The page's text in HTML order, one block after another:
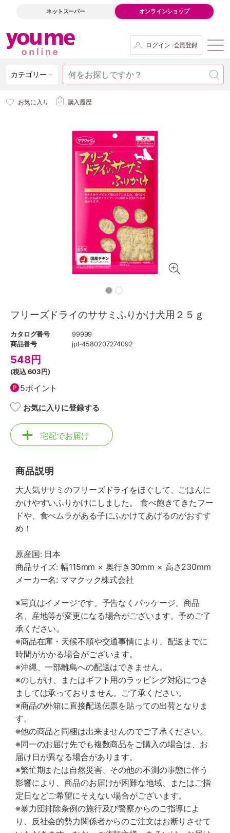
ネットスーパー オンラインショップ
ログイン･会員登録
カテゴリー
お気に入り 購入履歴
フリーズドライのササミふりかけ犬用２５ｇ
カタログ番号
99999
商品番号
jpl-4580207274092
548円
(税込603円)
5ポイント
お気に入りに登録する
宅配でお届け
商品説明
大人気ササミのフリーズドライをほぐして、ごはんに
かけやすいふりかけにしました。 食べ飽きてきたフー
ドや、食べムラがある子にふかけてあげるのがおすす
め！
原産国: 日本
商品サイズ: 幅115mm × 奥行き30mm × 高さ230mm
メーカー名: ママクック株式会社
※写真はイメージです。予告なくパッケージ、商品
名、産地等が変更になる場合がございます。予めご了
承ください。
※商品在庫・天候不順や交通事情により、配送までに
時間がかかる場合がございます。
※沖縄、一部離島への配送はできません。
※のしがけ、またはギフト用のラッピング対応につき
ましては承っておりません。ご了承ください。
※商品の外箱に直接配送伝票を貼っての出荷となりま
す。
※他の商品と同梱は出来ませんのでご了承ください。
※同一のお届け先でも複数商品をご購入の場合は、お
届け日が異なる場合があります。
※繁忙期または自然災害、その他の不測の事態に伴う
影響により、商品のお届けが困難な地域、またはご指
定日などご希望にそえない場合がございます。
※暴力団排除条例の施行及び警察からのご指導によ
り、反社会的勢力関係者からのご注文はお断りさせて